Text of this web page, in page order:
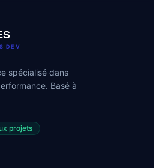
DEV
spécialisé dans
Basé à
projets